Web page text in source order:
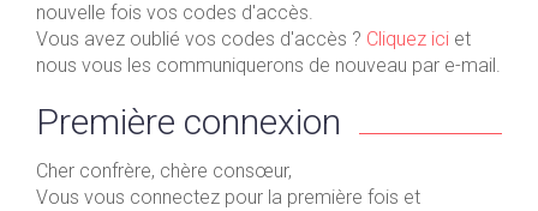
nouvelle fois vos codes d'accès.
Vous avez oublié vos codes d'accès ? Cliquez ici et
nous vous les communiquerons de nouveau par e-mail.
Première connexion
Cher confrère, chère consœur,
Vous vous connectez pour la première fois et